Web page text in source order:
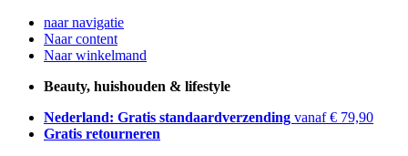
naar navigatie
Naar content
Naar winkelmand
Beauty, huishouden & lifestyle
Nederland: Gratis standaardverzending vanaf € 79,90
Gratis retourneren